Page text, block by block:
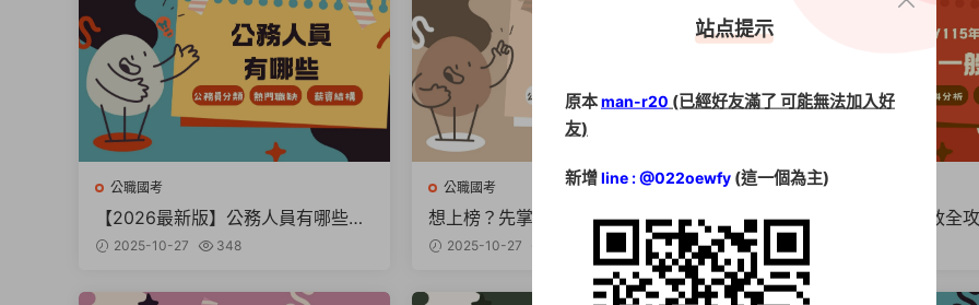
公職國考
【2026最新版】公務人員有哪些？
完整分類與職業介紹懶人包
2025-10-27 348
公職國考
想上榜？先掌握【最容易考的公務
人員／最好考的公職】全攻略
2025-10-27
公職國考
【2026高普考一般行政全
格、科目、薪資、考試日期
懂！
站点提示
原本man-r20 (已經好友滿了 可能無法加入好
友)
新增line : @022oewfy (這一個為主)